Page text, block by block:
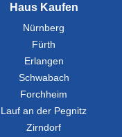
Haus Kaufen
Nürnberg
Fürth
Erlangen
Schwabach
Forchheim
Lauf an der Pegnitz
Zirndorf